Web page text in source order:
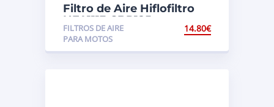
Filtro de Aire Hiflofiltro
HFA1113 CBR125
FILTROS DE AIRE
PARA MOTOS
14.80€